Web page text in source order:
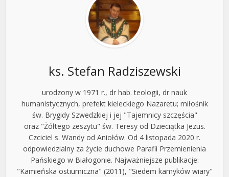
ks. Stefan Radziszewski
urodzony w 1971 r., dr hab. teologii, dr nauk
humanistycznych, prefekt kieleckiego Nazaretu; miłośnik
św. Brygidy Szwedzkiej i jej "Tajemnicy szczęścia"
oraz "Żółtego zeszytu" św. Teresy od Dzieciątka Jezus.
Czciciel s. Wandy od Aniołów. Od 4 listopada 2020 r.
odpowiedzialny za życie duchowe Parafii Przemienienia
Pańskiego w Białogonie. Najważniejsze publikacje:
"Kamieńska ostiumiczna" (2011), "Siedem kamyków wiary"